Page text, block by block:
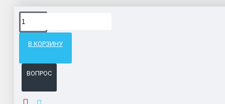
В КОРЗИНУ
ВОПРОС
Доставка товара по всему Таможенному союзу.
ОТЗЫВЫ